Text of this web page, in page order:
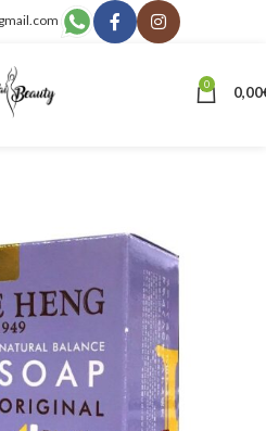
0 0,00